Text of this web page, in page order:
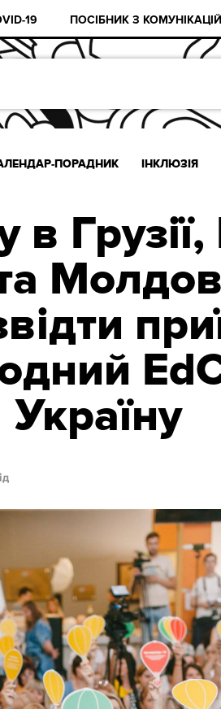
19 ПОСІБНИК З КОМУНІКАЦІЙ
ПОРАДНИК ІНКЛЮЗІЯ
в Грузії,
Україну